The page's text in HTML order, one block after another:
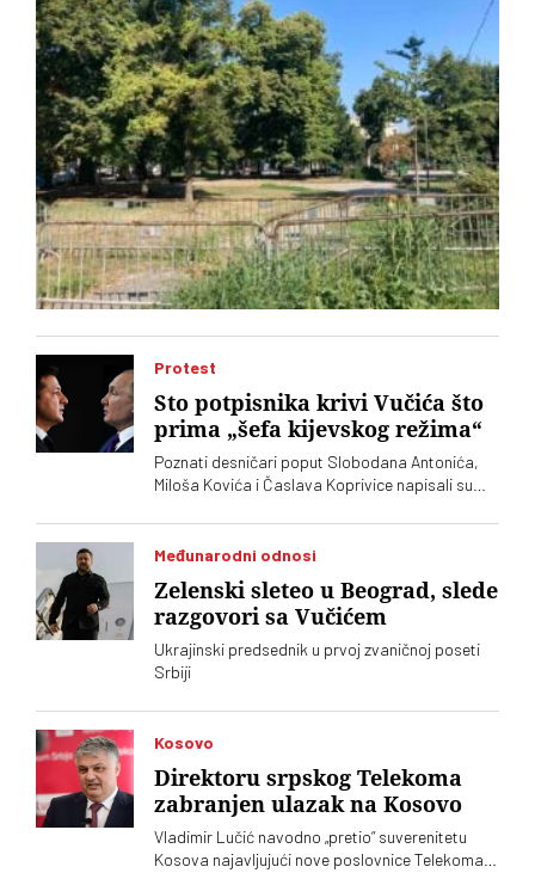
Protest
Sto potpisnika krivi Vučića što
prima „šefa kijevskog režima“
Poznati desničari poput Slobodana Antonića,
Miloša Kovića i Časlava Koprivice napisali su
Ukrajine Volodimira Zelenskog
Međunarodni odnosi
Zelenski sleteo u Beograd, slede
razgovori sa Vučićem
Ukrajinski predsednik u prvoj zvaničnoj poseti
Srbiji
Kosovo
Direktoru srpskog Telekoma
zabranjen ulazak na Kosovo
Vladimir Lučić navodno „pretio“ suverenitetu
Kosova najavljujući nove poslovnice Telekoma